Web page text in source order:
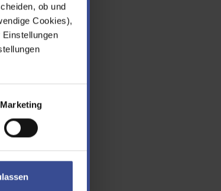
ob und
Cookies),
Marketing